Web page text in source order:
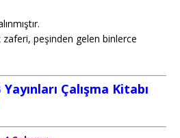
peşinden gelen binlerce
Çalışma Kitabı